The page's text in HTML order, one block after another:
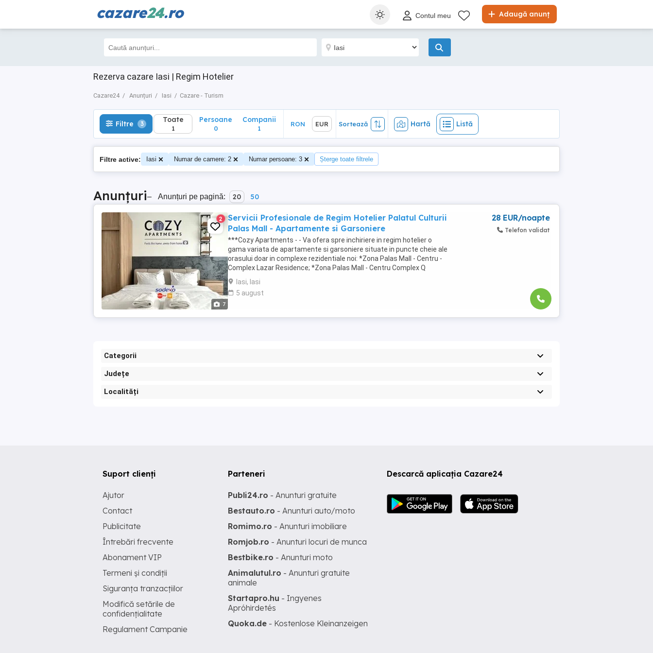
cazare24.ro Adaugă anunț
Contul meu
Rezerva cazare Iasi | Regim Hotelier
Cazare24 Anunțuri Iasi Cazare - Turism
Filtre 3 Toate
1
Hartă Listă
Filtre 3 Toate
1
Persoane
0
Companii
1
RON EUR Sortează Hartă Listă
Filtre active: Iasi Numar de camere: 2 Numar persoane: 3 Șterge toate filtrele
Anunțuri– Anunțuri pe pagină: 20 50
7
2
Servicii Profesionale de Regim Hotelier Palatul Culturii
Palas Mall - Apartamente si Garsoniere
***Cozy Apartments - - Va ofera spre inchiriere in regim hotelier o
gama variata de apartamente si garsoniere situate in puncte cheie ale
orasului doar in complexe rezidentiale noi: *Zona Palas Mall - Centru -
Complex Lazar Residence; *Zona Palas Mall - Centru Complex Q
Residence; *Zona Palas Mall - ...
Iasi, Iasi
5 august
28 EUR/noapte
Telefon validat
Categorii
Județe
Localități
Descarcă aplicația Cazare24
Suport clienți
Ajutor
Contact
Publicitate
Întrebări frecvente
Abonament VIP
Termeni și condiții
Siguranța tranzacțiilor
Modifică setările de
confidențialitate
Regulament Campanie
Parteneri
Publi24.ro - Anunturi gratuite
Bestauto.ro - Anunturi auto/moto
Romimo.ro - Anunturi imobiliare
Romjob.ro - Anunturi locuri de munca
Bestbike.ro - Anunturi moto
Animalutul.ro - Anunturi gratuite
animale
Startapro.hu - Ingyenes
Apróhirdetés
Quoka.de - Kostenlose Kleinanzeigen